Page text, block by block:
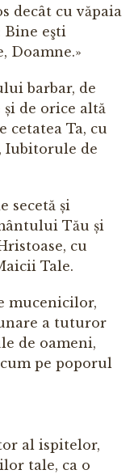
decât cu văpaia
eşti
Doamne.»
barbar, de
de orice altă
cetatea Ta, cu
Iubitorule de
secetă și
Tău și
cu
Tale.
mucenicilor,
a tuturor
de oameni,
pe poporul
al ispitelor,
tale, ca o